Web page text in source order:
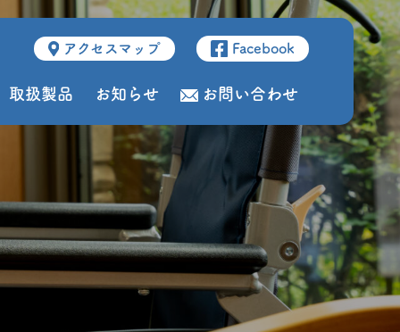
アクセスマップ Facebook
取扱製品 お知らせ お問い合わせ